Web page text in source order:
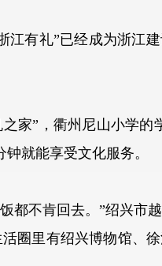
有礼”已经成为浙江
家”，衢州尼山小学的
就能享受文化服务。
不肯回去。”绍兴市
圈里有绍兴博物馆、